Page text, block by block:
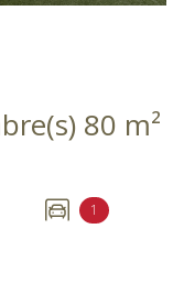
Villa 4 pièce(s) 3 chambre(s) 80 m²
1